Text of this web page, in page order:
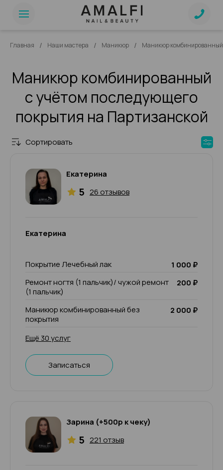
Главная / Наши мастера / Маникюр / Маникюр комбинированный
Маникюр комбинированный
с учётом последующего
покрытия на Партизанской
Сортировать
Екатерина
5 26 отзывов
Екатерина
Покрытие Лечебный лак
1 000 ₽
Ремонт ногтя (1 пальчик)/ чужой ремонт
(1 пальчик)
200 ₽
Маникюр комбинированный без
покрытия
2 000 ₽
Ещё 30 услуг
Записаться
Зарина (+500р к чеку)
5 221 отзыв